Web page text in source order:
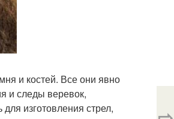
и костей. Все они явно
и следы веревок,
изготовления стрел,